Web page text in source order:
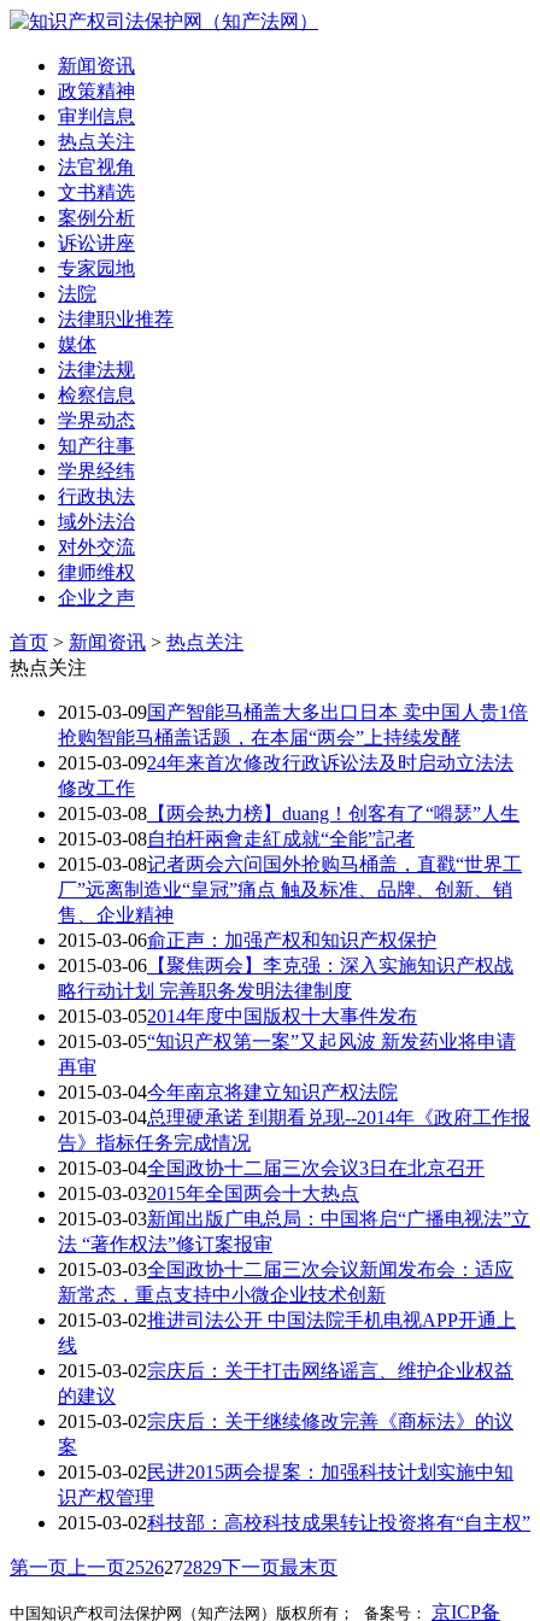
新闻资讯
政策精神
审判信息
热点关注
法官视角
文书精选
案例分析
诉讼讲座
专家园地
法院
法律职业推荐
媒体
法律法规
检察信息
学界动态
知产往事
学界经纬
行政执法
域外法治
对外交流
律师维权
企业之声
首页 > 新闻资讯 > 热点关注
热点关注
2015-03-09国产智能马桶盖大多出口日本 卖中国人贵1倍
抢购智能马桶盖话题，在本届“两会”上持续发酵
2015-03-0924年来首次修改行政诉讼法及时启动立法法
修改工作
2015-03-08 【两会热力榜】duang！创客有了“嘚瑟”人生
2015-03-08自拍杆兩會走紅成就“全能”記者
2015-03-08记者两会六问国外抢购马桶盖，直戳“世界工
厂”远离制造业“皇冠”痛点 触及标准、品牌、创新、销
售、企业精神
2015-03-06俞正声：加强产权和知识产权保护
2015-03-06 【聚焦两会】李克强：深入实施知识产权战
略行动计划 完善职务发明法律制度
2015-03-052014年度中国版权十大事件发布
2015-03-05“知识产权第一案”又起风波 新发药业将申请
再审
2015-03-04今年南京将建立知识产权法院
2015-03-04总理硬承诺 到期看兑现--2014年《政府工作报
告》指标任务完成情况
2015-03-04全国政协十二届三次会议3日在北京召开
2015-03-032015年全国两会十大热点
2015-03-03新闻出版广电总局：中国将启“广播电视法”立
法 “著作权法”修订案报审
2015-03-03全国政协十二届三次会议新闻发布会：适应
新常态，重点支持中小微企业技术创新
2015-03-02推进司法公开 中国法院手机电视APP开通上
线
2015-03-02宗庆后：关于打击网络谣言、维护企业权益
的建议
2015-03-02宗庆后：关于继续修改完善《商标法》的议
案
2015-03-02民进2015两会提案：加强科技计划实施中知
识产权管理
2015-03-02科技部：高校科技成果转让投资将有“自主权”
第一页 上一页2526272829下一页最末页
中国知识产权司法保护网（知产法网）版权所有； 备案号： 京ICP备